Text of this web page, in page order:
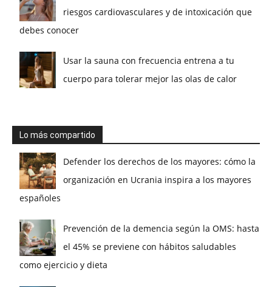
riesgos cardiovasculares y de intoxicación que
debes conocer
Usar la sauna con frecuencia entrena a tu
cuerpo para tolerar mejor las olas de calor
Lo más compartido
Defender los derechos de los mayores: cómo la
organización en Ucrania inspira a los mayores
españoles
Prevención de la demencia según la OMS: hasta
el 45% se previene con hábitos saludables
como ejercicio y dieta